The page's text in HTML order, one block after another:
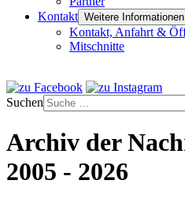
Kontakt Weitere
Kontakt, Anfahrt &
Mitschnitte
Suchen
Archiv der
2005 - 2026